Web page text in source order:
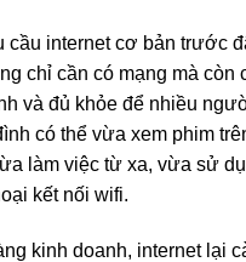
cầu internet cơ bản trước
chỉ cần có mạng mà còn
và đủ khỏe để nhiều
có thể vừa xem phim
làm việc từ xa, vừa sử
kết nối wifi.
kinh doanh, internet lại